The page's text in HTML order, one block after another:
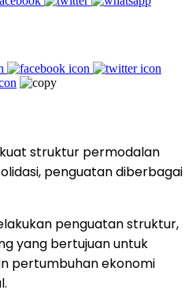
struktur permodalan
penguatan diberbagai
penguatan struktur,
yang bertujuan untuk
pertumbuhan ekonomi